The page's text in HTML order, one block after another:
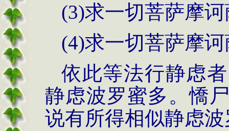
(3)求一切菩萨摩
(4)求一切菩萨摩
依此等法行静虑
静虑波罗蜜多。憍
说有所得相似静虑